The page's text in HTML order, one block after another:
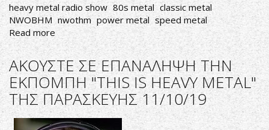
heavy metal radio show 80s metal classic metal
NWOBHM nwothm power metal speed metal
Read more about
AΚΟΥΣΤΕ
ΣΕ
ΕΠΑΝΑΛΗΨΗ
ΤΗΝ
ΕΚΠΟΜΠΗ
"THIS
IS
AΚΟΥΣΤΕ ΣΕ ΕΠΑΝΑΛΗΨΗ ΤΗΝ
ΕΚΠΟΜΠΗ "THIS IS HEAVY METAL"
ΤΗΣ ΠΑΡΑΣΚΕΥΗΣ 11/10/19